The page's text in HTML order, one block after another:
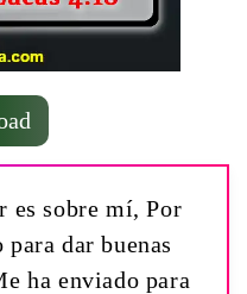
es sobre mí, Por
dar buenas
ha enviado para